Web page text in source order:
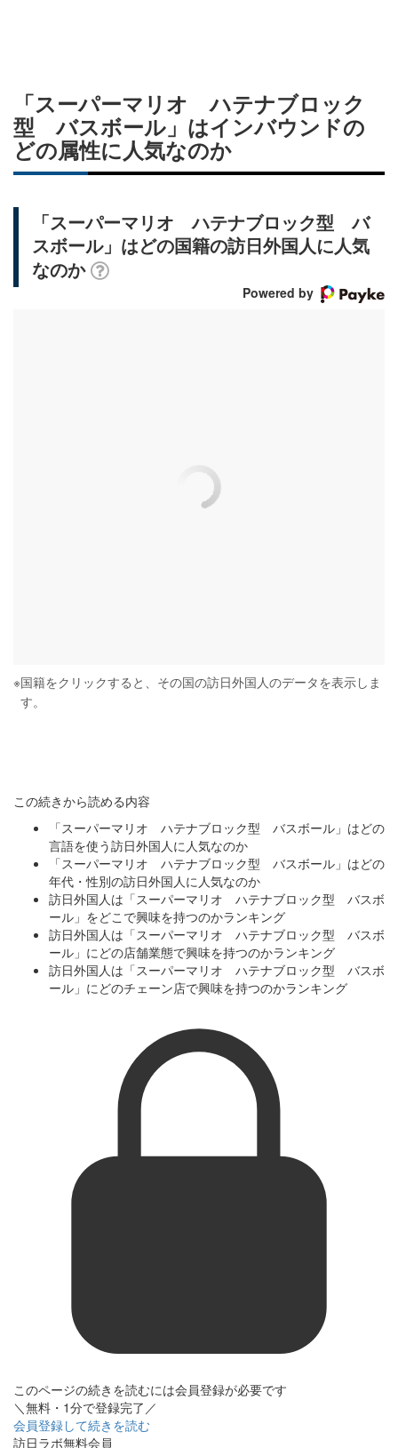
「スーパーマリオ ハテナブロック
型 バスボール」はインバウンドの
どの属性に人気なのか
「スーパーマリオ ハテナブロック型 バ
スボール」はどの国籍の訪日外国人に人気
なのか
Powered by
※国籍をクリックすると、その国の訪日外国人のデータを表示しま
す。
この続きから読める内容
「スーパーマリオ ハテナブロック型 バスボール」はどの
言語を使う訪日外国人に人気なのか
「スーパーマリオ ハテナブロック型 バスボール」はどの
年代・性別の訪日外国人に人気なのか
訪日外国人は「スーパーマリオ ハテナブロック型 バスボ
ール」をどこで興味を持つのかランキング
訪日外国人は「スーパーマリオ ハテナブロック型 バスボ
ール」にどの店舗業態で興味を持つのかランキング
訪日外国人は「スーパーマリオ ハテナブロック型 バスボ
ール」にどのチェーン店で興味を持つのかランキング
このページの続きを読むには会員登録が必要です
＼無料・1分で登録完了／
会員登録して続きを読む
訪日ラボ無料会員